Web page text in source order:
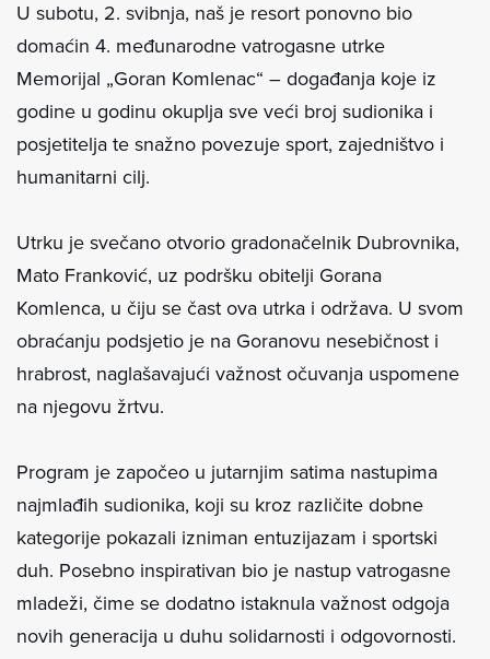
U subotu, 2. svibnja, naš je resort ponovno bio
domaćin 4. međunarodne vatrogasne utrke
Memorijal „Goran Komlenac“ – događanja koje iz
godine u godinu okuplja sve veći broj sudionika i
posjetitelja te snažno povezuje sport, zajedništvo i
humanitarni cilj.
Utrku je svečano otvorio gradonačelnik Dubrovnika,
Mato Franković, uz podršku obitelji Gorana
Komlenca, u čiju se čast ova utrka i održava. U svom
obraćanju podsjetio je na Goranovu nesebičnost i
hrabrost, naglašavajući važnost očuvanja uspomene
na njegovu žrtvu.
Program je započeo u jutarnjim satima nastupima
najmlađih sudionika, koji su kroz različite dobne
kategorije pokazali izniman entuzijazam i sportski
duh. Posebno inspirativan bio je nastup vatrogasne
mladeži, čime se dodatno istaknula važnost odgoja
novih generacija u duhu solidarnosti i odgovornosti.